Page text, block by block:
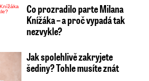
Co prozradilo parte Milana
Knížáka – a proč vypadá tak
nezvykle?
Jak spolehlivě zakryjete
šediny? Tohle musíte znát